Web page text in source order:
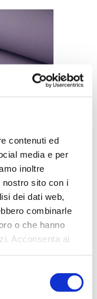
contenuti ed
media e per
inoltre
sito con i
dei dati web,
combinarle
o che hanno
Acconsenta ai
/ LILLA /